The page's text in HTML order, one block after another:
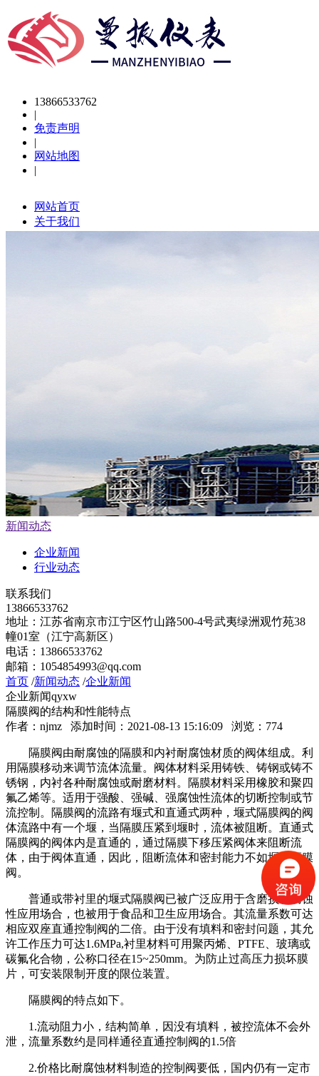
13866533762
|
免责声明
|
网站地图
|
网站首页
关于我们
Parker单向阀/安全阀
Parker过滤器/流量控制器
Parker计量阀/减压阀
Parker针/闸/截止阀
联系我们
艾默生
关于艾默生
新闻动态
艾默生产品
TESCOM减压阀
TESCOM液压阀
TESCOM转换调节器
TESCOM调节阀
TESCOM背压阀
TESCOM阀门
TESCOM过滤器
TESCOM天然气调节器
TESCOM卫生型减压阀
TESCOM压力传感器
技术支持
联系我们
关于曼振
新闻动态
曼振产品
技术支持
联系我们
新闻动态
企业新闻
行业动态
联系我们
13866533762
地址：江苏省南京市江宁区竹山路500-4号武夷绿洲观竹苑38
幢01室（江宁高新区）
电话：13866533762
邮箱：1054854993@qq.com
首页 /新闻动态 /企业新闻
企业新闻qyxw
隔膜阀的结构和性能特点
作者： njmz 添加时间：2021-08-13 15:16:09 浏览： 774
隔膜阀由耐腐蚀的隔膜和内衬耐腐蚀材质的阀体组成。利
用隔膜移动来调节流体流量。阀体材料采用铸铁、铸钢或铸不
锈钢，内衬各种耐腐蚀或耐磨材料。隔膜材料采用橡胶和聚四
氟乙烯等。适用于强酸、强碱、强腐蚀性流体的切断控制或节
流控制。隔膜阀的流路有堰式和直通式两种，堰式隔膜阀的阀
体流路中有一个堰，当隔膜压紧到堰时，流体被阻断。直通式
隔膜阀的阀体内是直通的，通过隔膜下移压紧阀体来阻断流
体，由于阀体直通，因此，阻断流体和密封能力不如堰式隔膜
阀。
普通或带衬里的堰式隔膜阀已被广泛应用于含磨损和腐蚀
性应用场合，也被用于食品和卫生应用场合。其流量系数可达
相应双座直通控制阀的二倍。由于没有填料和密封问题，其允
许工作压力可达1.6MPa,衬里材料可用聚丙烯、PTFE、玻璃或
碳氟化合物，公称口径在15~250mm。为防止过高压力损坏膜
片，可安装限制开度的限位装置。
隔膜阀的特点如下。
1.流动阻力小，结构简单，因没有填料，被控流体不会外
泄，流量系数约是同样通径直通控制阀的1.5倍
2.价格比耐腐蚀材料制造的控制阀要低，国内仍有一定市